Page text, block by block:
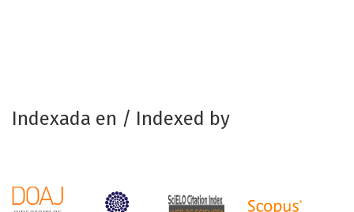
Indexada en / Indexed by